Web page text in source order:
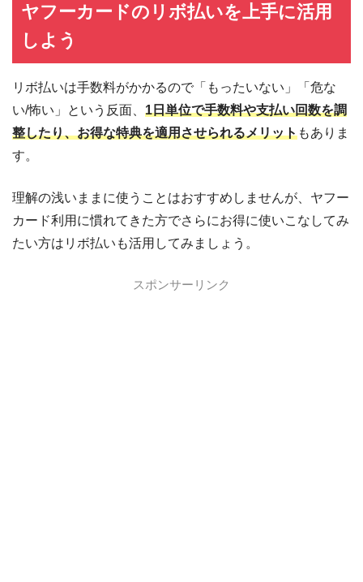
ヤフーカードのリボ払いを上手に活用
しよう
リボ払いは手数料がかかるので「もったいない」「危な
い/怖い」という反面、 1日単位で手数料や支払い回数を調
整したり、お得な特典を適用させられるメリットもありま
す。
理解の浅いままに使うことはおすすめしませんが、ヤフー
カード利用に慣れてきた方でさらにお得に使いこなしてみ
たい方はリボ払いも活用してみましょう。
スポンサーリンク